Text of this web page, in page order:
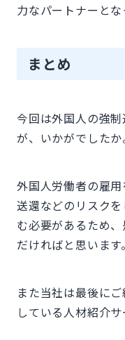
力なパートナーとな
まとめ
今回は外国人の強
が、いかがでしたか
外国人労働者の雇
送還などのリスク
む必要があるため
だければと思います。
また当社は最後に
している人材紹介